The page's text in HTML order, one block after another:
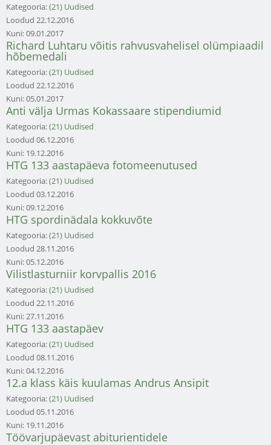
Kategooria:(21) Uudised
Loodud 22.12.2016
Kuni:09.01.2017
Richard Luhtaru võitis rahvusvahelisel olümpiaadil
hõbemedali
Kategooria:(21) Uudised
Loodud 22.12.2016
Kuni:05.01.2017
Anti välja Urmas Kokassaare stipendiumid
Kategooria:(21) Uudised
Loodud 06.12.2016
Kuni: 19.12.2016
HTG 133 aastapäeva fotomeenutused
Kategooria:(21) Uudised
Loodud 03.12.2016
Kuni:09.12.2016
HTG spordinädala kokkuvõte
Kategooria:(21) Uudised
Loodud 28.11.2016
Kuni:05.12.2016
Vilistlasturniir korvpallis 2016
Kategooria:(21) Uudised
Loodud 22.11.2016
Kuni:27.11.2016
HTG 133 aastapäev
Kategooria:(21) Uudised
Loodud 08.11.2016
Kuni:04.12.2016
12.a klass käis kuulamas Andrus Ansipit
Kategooria:(21) Uudised
Loodud 05.11.2016
Kuni: 19.11.2016
Töövarjupäevast abiturientidele